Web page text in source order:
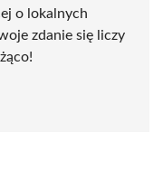
o lokalnych
zdanie się liczy